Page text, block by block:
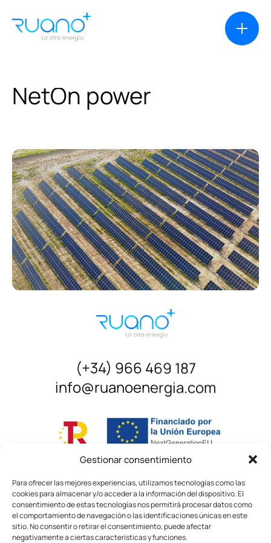
Gestionar consentimiento
Para ofrecer las mejores experiencias, utilizamos tecnologías como las
cookies para almacenar y/o acceder a la información del dispositivo. El
consentimiento de estas tecnologías nos permitirá procesar datos como
el comportamiento de navegación o las identificaciones únicas en este
sitio. No consentir o retirar el consentimiento, puede afectar
negativamente a ciertas características y funciones.
Casos de éxito
Productos
Financiación
Sobre nosotros
Principios y Valores
corporativos
Instalaciones y equipamiento
Contacto
NetOn power
¿Cómo podemos ayudarte?
Quierohablar por teléfono
contactar por WhatsApp
Tan sólodejaros un mensaje
(+34) 966 469 187
info@ruanoenergia.com